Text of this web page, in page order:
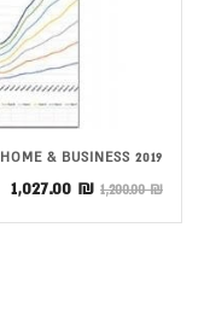
& BUSINESS 2019
1,200.00₪
המחיר1,027.00 ₪